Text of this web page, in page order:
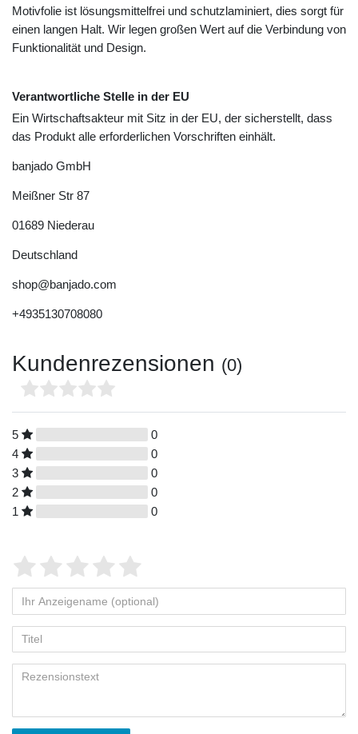
Motivfolie ist lösungsmittelfrei und schutzlaminiert, dies sorgt für
einen langen Halt. Wir legen großen Wert auf die Verbindung von
Funktionalität und Design.
Verantwortliche Stelle in der EU
Ein Wirtschaftsakteur mit Sitz in der EU, der sicherstellt, dass
das Produkt alle erforderlichen Vorschriften einhält.
banjado GmbH
Meißner Str 87
01689 Niederau
Deutschland
shop@banjado.com
+4935130708080
Kundenrezensionen (0)
5
0
4
0
3
0
2
0
1
0